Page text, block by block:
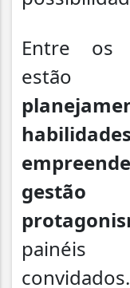
Entre os
estão
painéis